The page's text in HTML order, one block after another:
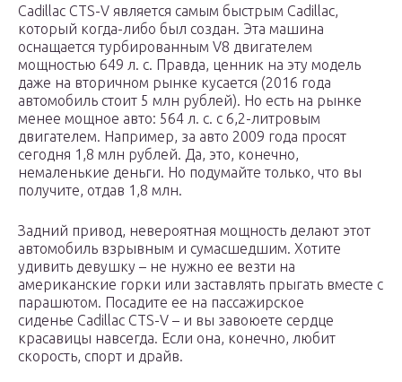
Cadillac CTS-V является самым быстрым Cadillac,
который когда-либо был создан. Эта машина
оснащается турбированным V8 двигателем
мощностью 649 л. с. Правда, ценник на эту модель
даже на вторичном рынке кусается (2016 года
автомобиль стоит 5 млн рублей). Но есть на рынке
менее мощное авто: 564 л. с. с 6,2-литровым
двигателем. Например, за авто 2009 года просят
сегодня 1,8 млн рублей. Да, это, конечно,
немаленькие деньги. Но подумайте только, что вы
получите, отдав 1,8 млн.
Задний привод, невероятная мощность делают этот
автомобиль взрывным и сумасшедшим. Хотите
удивить девушку – не нужно ее везти на
американские горки или заставлять прыгать вместе с
парашютом. Посадите ее на пассажирское
сиденье Cadillac CTS-V – и вы завоюете сердце
красавицы навсегда. Если она, конечно, любит
скорость, спорт и драйв.